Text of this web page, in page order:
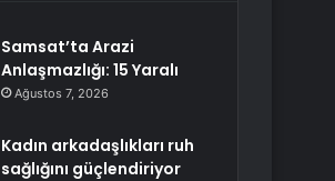
Samsat’ta Arazi
Anlaşmazlığı: 15 Yaralı
Ağustos 7, 2026
Kadın arkadaşlıkları ruh
sağlığını güçlendiriyor